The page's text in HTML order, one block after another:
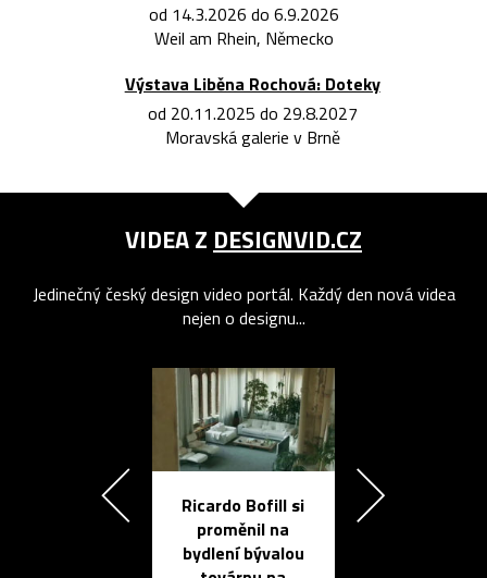
od 14.3.2026 do 6.9.2026
Weil am Rhein, Německo
Výstava Liběna Rochová: Doteky
od 20.11.2025 do 29.8.2027
Moravská galerie v Brně
VIDEA Z DESIGNVID.CZ
Jedinečný český design video portál. Každý den nová videa
nejen o designu...
Ricardo Bofill si
proměnil na
bydlení bývalou